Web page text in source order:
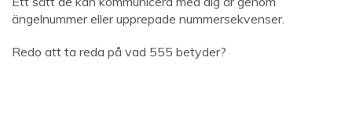
ängelnummer eller upprepade nummersekvenser.
Redo att ta reda på vad 555 betyder?